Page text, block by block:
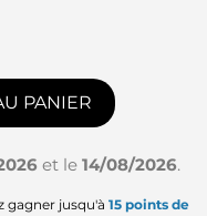
PANIER
et le 14/08/2026.
gagner jusqu'à 15 points de